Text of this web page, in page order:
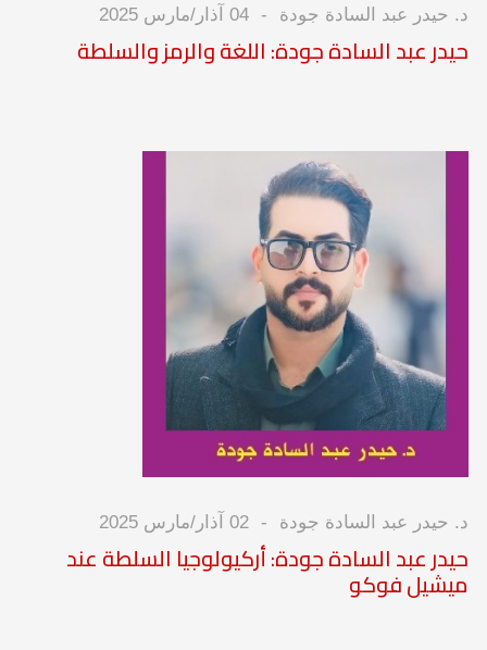
د. حيدر عبد السادة جودة 04 آذار/مارس 2025
حيدر عبد السادة جودة: اللغة والرمز والسلطة
د. حيدر عبد السادة جودة 02 آذار/مارس 2025
حيدر عبد السادة جودة: أركيولوجيا السلطة عند
ميشيل فوكو